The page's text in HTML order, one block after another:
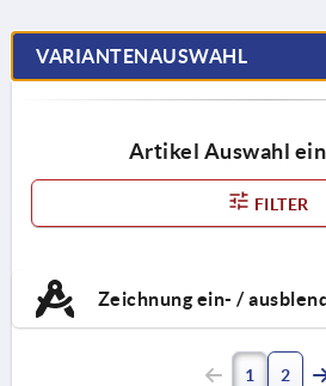
VARIANTENAUSWAHL
Artikel Auswahl
FILTER
Zeichnung ein- /
1 2